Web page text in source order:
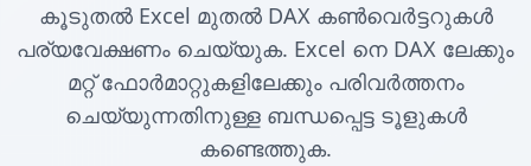
കൂടുതൽ Excel മുതൽ DAX കൺവെർട്ടറുകൾ
പര്യവേക്ഷണം ചെയ്യുക. Excel നെ DAX ലേക്കും
മറ്റ് ഫോർമാറ്റുകളിലേക്കും പരിവർത്തനം
ചെയ്യുന്നതിനുള്ള ബന്ധപ്പെട്ട ടൂളുകൾ
കണ്ടെത്തുക.